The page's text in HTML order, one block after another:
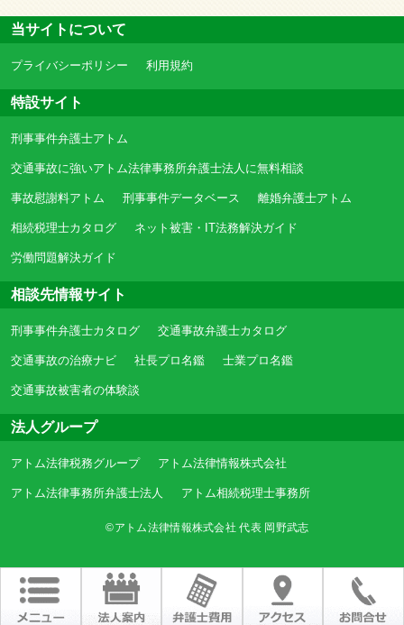
当サイトについて
プライバシーポリシー 利用規約
特設サイト
刑事事件弁護士アトム
交通事故に強いアトム法律事務所弁護士法人に無料相談
事故慰謝料アトム 刑事事件データベース 離婚弁護士アトム
相続税理士カタログ ネット被害・IT法務解決ガイド
労働問題解決ガイド
相談先情報サイト
刑事事件弁護士カタログ 交通事故弁護士カタログ
交通事故の治療ナビ 社長プロ名鑑 士業プロ名鑑
交通事故被害者の体験談
法人グループ
アトム法律税務グループ アトム法律情報株式会社
アトム法律事務所弁護士法人 アトム相続税理士事務所
©アトム法律情報株式会社 代表 岡野武志